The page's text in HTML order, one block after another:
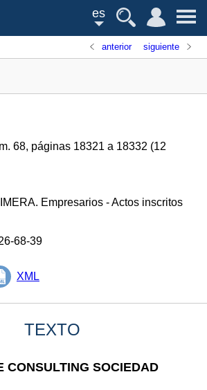
es
anterior siguiente
68, páginas 18321 a 18332 (12
Empresarios - Actos inscritos
68-39
XML
TEXTO
CONSULTING SOCIEDAD